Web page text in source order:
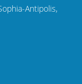
Antipolis,